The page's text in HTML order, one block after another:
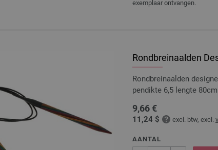
exemplaar ontvangen.
Rondbreinaalden
Rondbreinaalden
pendikte 6,5 lengte 80cm
9,66 €
11,24 $ excl. btw, excl.
AANTAL